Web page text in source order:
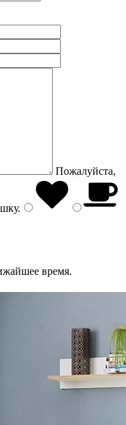
Пожалуйста,
.
время.